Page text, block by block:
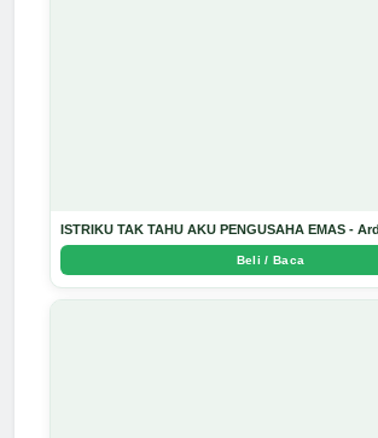
ISTRIKU TAK TAHU AKU PENGUSAHA EMAS -
Beli / Baca